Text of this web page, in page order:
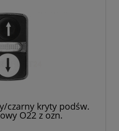
czarny kryty podśw.
O22 z ozn.